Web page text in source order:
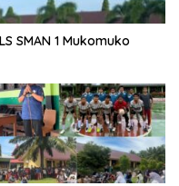
SMAN 1 Mukomuko